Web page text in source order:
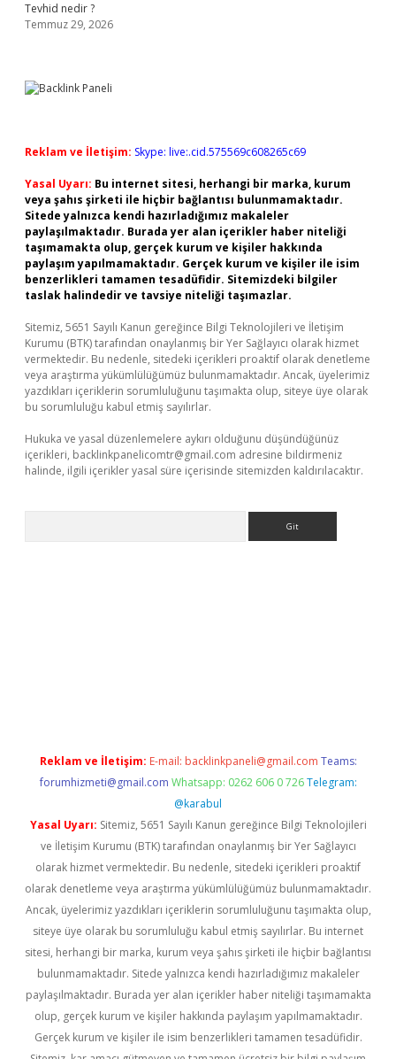
Tevhid nedir ?
Temmuz 29, 2026
Reklam ve İletişim: Skype: live:.cid.575569c608265c69
Yasal Uyarı: Bu internet sitesi, herhangi bir marka, kurum
veya şahıs şirketi ile hiçbir bağlantısı bulunmamaktadır.
Sitede yalnızca kendi hazırladığımız makaleler
paylaşılmaktadır. Burada yer alan içerikler haber niteliği
taşımamakta olup, gerçek kurum ve kişiler hakkında
paylaşım yapılmamaktadır. Gerçek kurum ve kişiler ile isim
benzerlikleri tamamen tesadüfidir. Sitemizdeki bilgiler
taslak halindedir ve tavsiye niteliği taşımazlar.
Sitemiz, 5651 Sayılı Kanun gereğince Bilgi Teknolojileri ve İletişim
Kurumu (BTK) tarafından onaylanmış bir Yer Sağlayıcı olarak hizmet
vermektedir. Bu nedenle, sitedeki içerikleri proaktif olarak denetleme
veya araştırma yükümlülüğümüz bulunmamaktadır. Ancak, üyelerimiz
yazdıkları içeriklerin sorumluluğunu taşımakta olup, siteye üye olarak
bu sorumluluğu kabul etmiş sayılırlar.
Hukuka ve yasal düzenlemelere aykırı olduğunu düşündüğünüz
içerikleri, backlinkpanelicomtr@gmail.com adresine bildirmeniz
halinde, ilgili içerikler yasal süre içerisinde sitemizden kaldırılacaktır.
Reklam ve İletişim: E-mail: backlinkpaneli@gmail.com Teams:
forumhizmeti@gmail.com Whatsapp: 0262 606 0 726 Telegram:
@karabul
Yasal Uyarı: Sitemiz, 5651 Sayılı Kanun gereğince Bilgi Teknolojileri
ve İletişim Kurumu (BTK) tarafından onaylanmış bir Yer Sağlayıcı
olarak hizmet vermektedir. Bu nedenle, sitedeki içerikleri proaktif
olarak denetleme veya araştırma yükümlülüğümüz bulunmamaktadır.
Ancak, üyelerimiz yazdıkları içeriklerin sorumluluğunu taşımakta olup,
siteye üye olarak bu sorumluluğu kabul etmiş sayılırlar. Bu internet
sitesi, herhangi bir marka, kurum veya şahıs şirketi ile hiçbir bağlantısı
bulunmamaktadır. Sitede yalnızca kendi hazırladığımız makaleler
paylaşılmaktadır. Burada yer alan içerikler haber niteliği taşımamakta
olup, gerçek kurum ve kişiler hakkında paylaşım yapılmamaktadır.
Gerçek kurum ve kişiler ile isim benzerlikleri tamamen tesadüfidir.